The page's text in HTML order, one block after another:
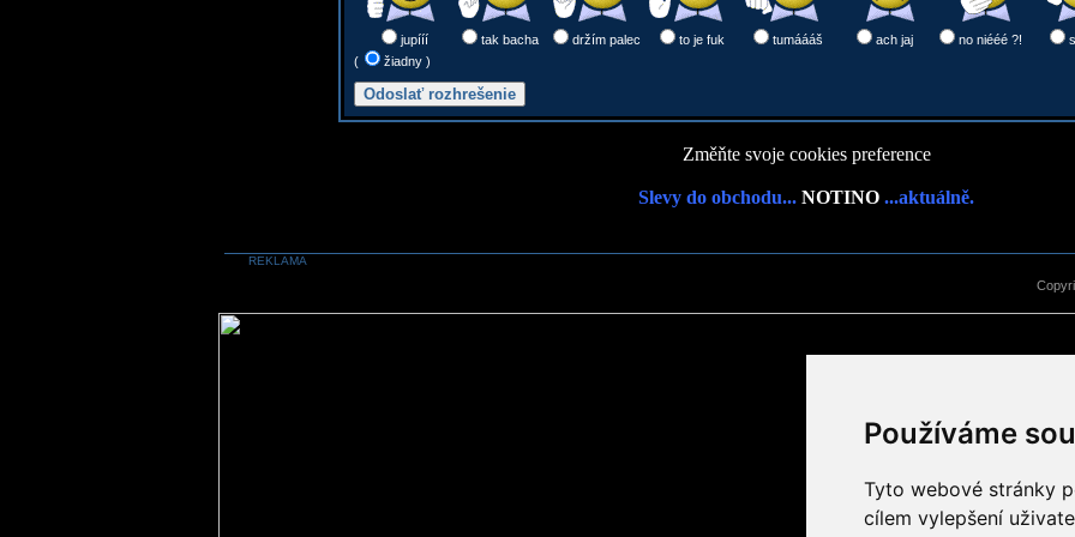
Používáme
Tyto webové stránky
cílem vylepšení
jupííí tak bacha držím palec to je fuk tumáááš ach jaj no niééé ?!
(
žiadny )
Změňte svoje cookies preference
Slevy do obchodu... NOTINO ...aktuálně.
REKLAMA